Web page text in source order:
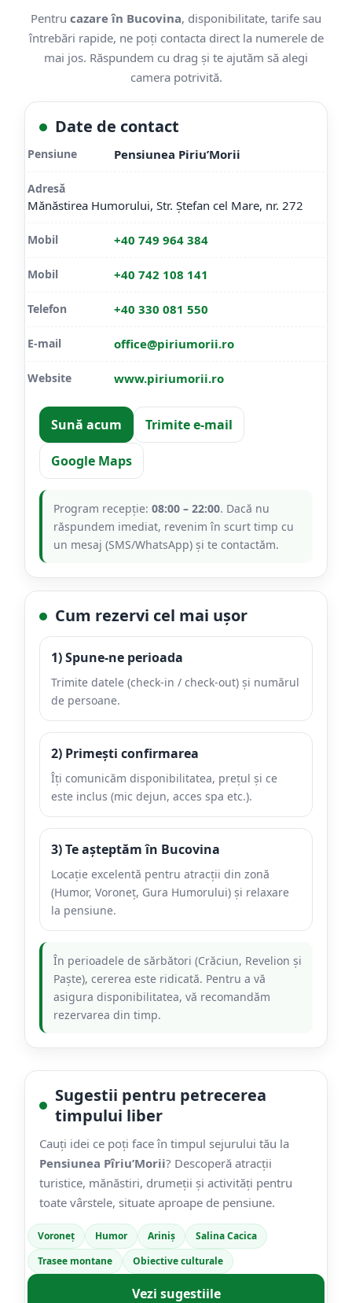
Pentru cazare în Bucovina, disponibilitate, tarife sau
întrebări rapide, ne poți contacta direct la numerele de
mai jos. Răspundem cu drag și te ajutăm să alegi
camera potrivită.
Date de contact
Pensiune Pensiunea Piriu’Morii
Adresă
Mănăstirea Humorului, Str. Ștefan cel Mare, nr. 272
Mobil +40 749 964 384
Mobil +40 742 108 141
Telefon +40 330 081 550
E-mail office@piriumorii.ro
Website www.piriumorii.ro
Sună acum Trimite e-mail
Google Maps
Program recepție: 08:00 – 22:00. Dacă nu
răspundem imediat, revenim în scurt timp cu
un mesaj (SMS/WhatsApp) și te contactăm.
Cum rezervi cel mai ușor
1) Spune-ne perioada
Trimite datele (check-in / check-out) și numărul
de persoane.
2) Primești confirmarea
Îți comunicăm disponibilitatea, prețul și ce
este inclus (mic dejun, acces spa etc.).
3) Te așteptăm în Bucovina
Locație excelentă pentru atracții din zonă
(Humor, Voroneț, Gura Humorului) și relaxare
la pensiune.
În perioadele de sărbători (Crăciun, Revelion și
Paște), cererea este ridicată. Pentru a vă
asigura disponibilitatea, vă recomandăm
rezervarea din timp.
Sugestii pentru petrecerea
timpului liber
Cauți idei ce poți face în timpul sejurului tău la
Pensiunea Pîriu’Morii? Descoperă atracții
turistice, mănăstiri, drumeții și activități pentru
toate vârstele, situate aproape de pensiune.
Voroneț Humor Ariniș
Salina Cacica
Trasee montane
Obiective culturale
Vezi sugestiile